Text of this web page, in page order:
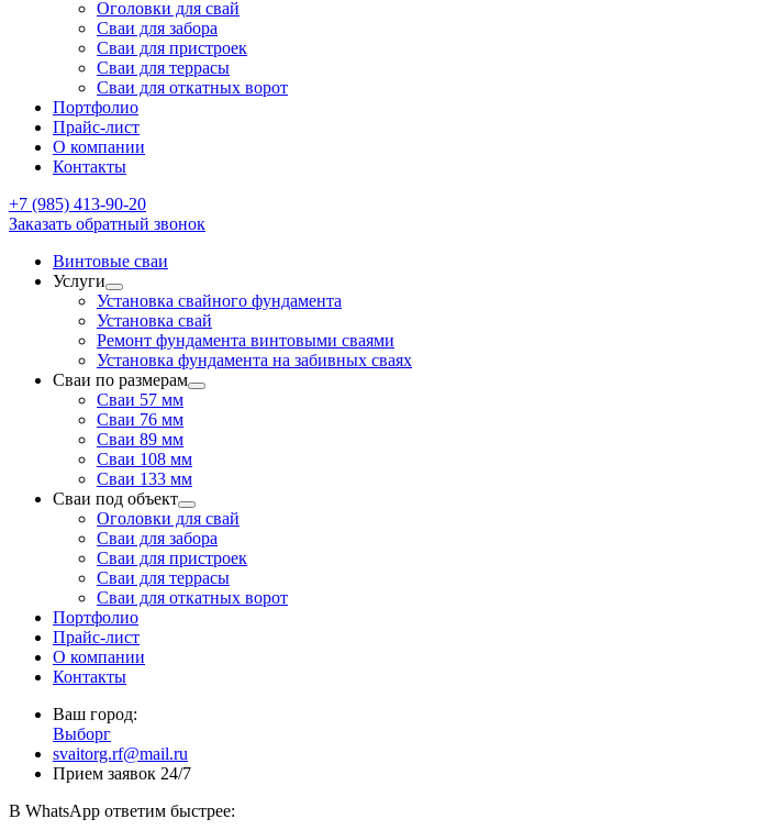
Оголовки для свай
Сваи для забора
Сваи для пристроек
Сваи для террасы
Сваи для откатных ворот
Портфолио
Прайс-лист
О компании
Контакты
+7 (985) 413-90-20
Заказать обратный звонок
Винтовые сваи
Услуги
Установка свайного фундамента
Установка свай
Ремонт фундамента винтовыми сваями
Установка фундамента на забивных сваях
Сваи по размерам
Сваи 57 мм
Сваи 76 мм
Сваи 89 мм
Сваи 108 мм
Сваи 133 мм
Сваи под объект
Оголовки для свай
Сваи для забора
Сваи для пристроек
Сваи для террасы
Сваи для откатных ворот
Портфолио
Прайс-лист
О компании
Контакты
Ваш город:
Выборг
svaitorg.rf@mail.ru
Прием заявок 24/7
В WhatsApp ответим быстрее: